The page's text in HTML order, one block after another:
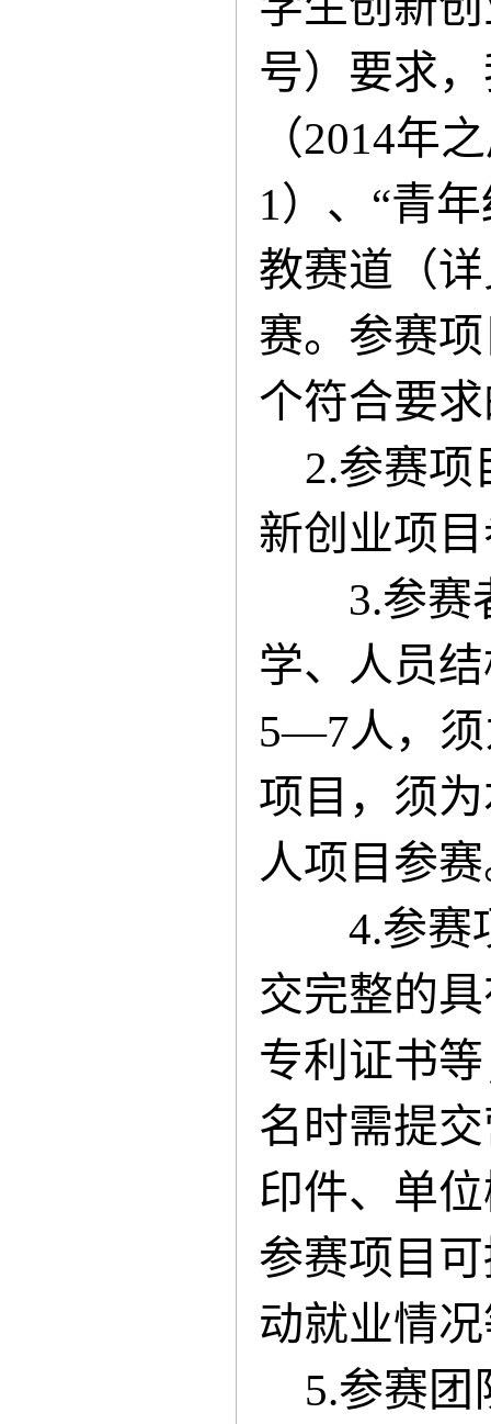
号）要求，
（2014年
1）、“青
教赛道（
赛。 参赛
个符合要
2.参赛项
新创业项
3.参赛者
学、人员
5—7人，须
项目，须
人项目参
4.参赛项
交完整的
专利证书
名时需提
印件、单
参赛项目
动就业情
5.参赛团